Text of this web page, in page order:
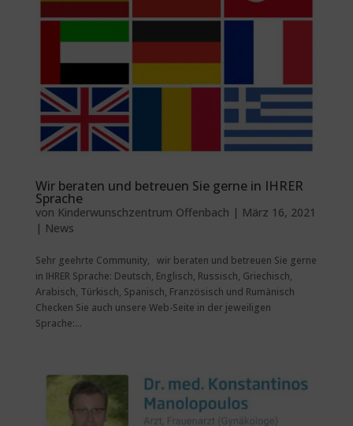
Wir beraten und betreuen Sie gerne in IHRER
Sprache
von Kinderwunschzentrum Offenbach | März 16, 2021
| News
Sehr geehrte Community, wir beraten und betreuen Sie gerne
in IHRER Sprache: Deutsch, Englisch, Russisch, Griechisch,
Arabisch, Türkisch, Spanisch, Französisch und Rumänisch
Checken Sie auch unsere Web-Seite in der jeweiligen
Sprache:...